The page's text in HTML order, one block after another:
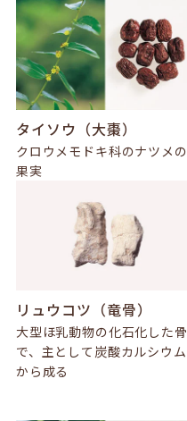
タイソウ（大棗）
クロウメモドキ科のナツメの
果実
リュウコツ（竜骨）
大型ほ乳動物の化石化した骨
で、主として炭酸カルシウム
から成る